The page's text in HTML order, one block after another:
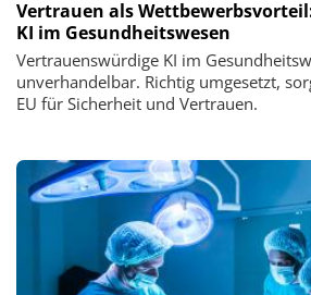
Vertrauen als
KI im Gesundheitswesen
Vertrauenswürdige KI im
unverhandelbar. Richtig umgesetzt,
EU für Sicherheit und Vertrauen.